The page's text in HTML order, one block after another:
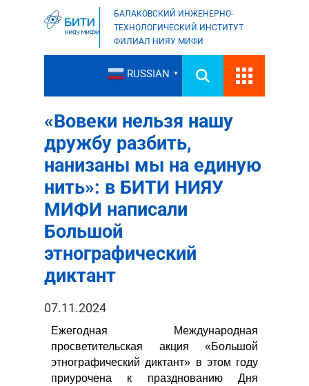
БАЛАКОВСКИЙ ИНЖЕНЕРНО-
ТЕХНОЛОГИЧЕСКИЙ ИНСТИТУТ
ФИЛИАЛ НИЯУ МИФИ
RUSSIAN ▼
«Вовеки нельзя нашу
дружбу разбить,
нанизаны мы на единую
нить»: в БИТИ НИЯУ
МИФИ написали
Большой
этнографический
диктант
07.11.2024
Ежегодная Международная
просветительская акция «Большой
этнографический диктант» в этом году
приурочена к празднованию Дня